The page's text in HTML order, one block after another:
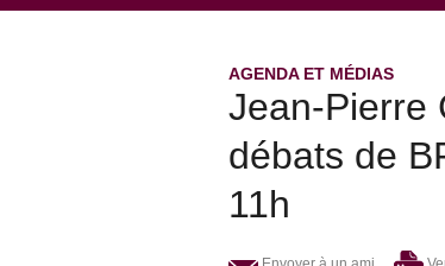
AGENDA ET MÉDIAS
Jean-Pierre
débats de
11h